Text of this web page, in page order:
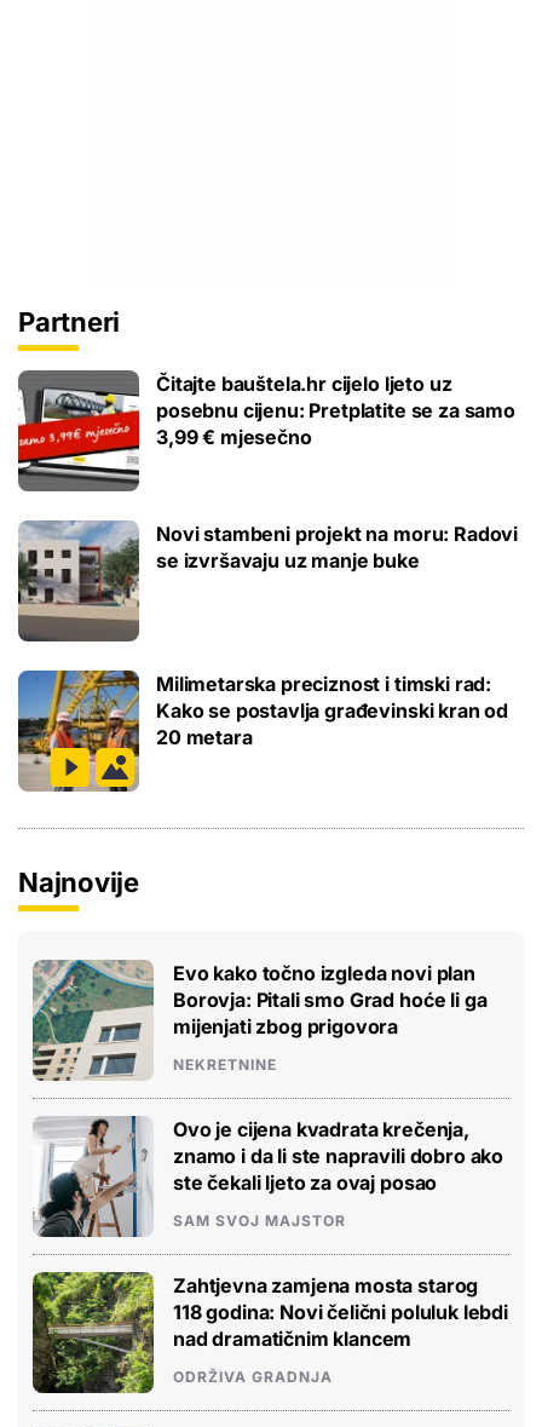
Partneri
Čitajte bauštela.hr cijelo ljeto uz
posebnu cijenu: Pretplatite se za samo
3,99 € mjesečno
Novi stambeni projekt na moru: Radovi
se izvršavaju uz manje buke
Milimetarska preciznost i timski rad:
Kako se postavlja građevinski kran od
20 metara
Najnovije
Evo kako točno izgleda novi plan
Borovja: Pitali smo Grad hoće li ga
mijenjati zbog prigovora
NEKRETNINE
Ovo je cijena kvadrata krečenja,
znamo i da li ste napravili dobro ako
ste čekali ljeto za ovaj posao
SAM SVOJ MAJSTOR
Zahtjevna zamjena mosta starog
118 godina: Novi čelični poluluk lebdi
nad dramatičnim klancem
ODRŽIVA GRADNJA